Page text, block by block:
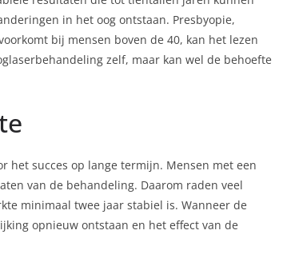
in het oog ontstaan. Presbyopie,
bij mensen boven de 40, kan het lezen
zelf, maar kan wel de behoefte
het succes op lange termijn. Mensen met een
van de behandeling. Daarom raden veel
minimaal twee jaar stabiel is. Wanneer de
opnieuw ontstaan en het effect van de